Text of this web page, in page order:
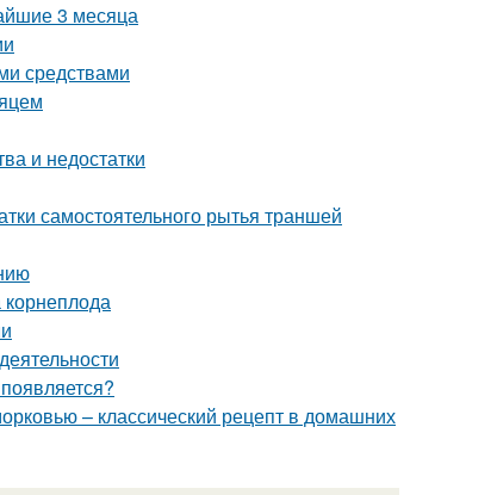
3 месяца
средствами
и недостатки
самостоятельного рытья траншей
корнеплода
– классический рецепт в домашних